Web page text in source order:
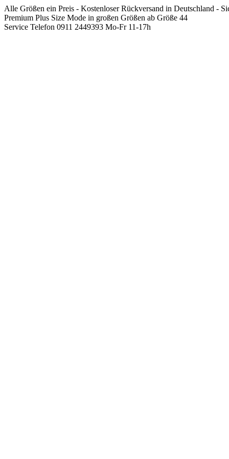
Springen
Sie
zum
Alle Größen ein Preis - Kostenloser Rückversand in Deutschland -
Premium Plus Size Mode in großen Größen ab Größe 44
Service Telefon 0911 2449393 Mo-Fr 11-17h